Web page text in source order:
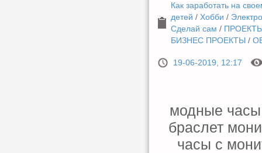
Как заработать на
детей / Хобби /
Сделай сам / ПРОЕКТЫ
БИЗНЕС ПРОЕКТЫ /
19-06-2019, 12:17
модные
браслет
часы с